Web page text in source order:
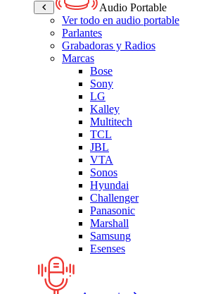
Audio Portable
Ver todo en audio portable
Parlantes
Grabadoras y Radios
Marcas
Bose
Sony
LG
Kalley
Multitech
TCL
JBL
VTA
Sonos
Hyundai
Challenger
Panasonic
Marshall
Samsung
Esenses